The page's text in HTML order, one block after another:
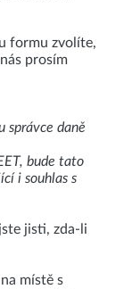
formu zvolíte,
prosím
správce daně
bude tato
i souhlas s
jisti, zda-li
místě s